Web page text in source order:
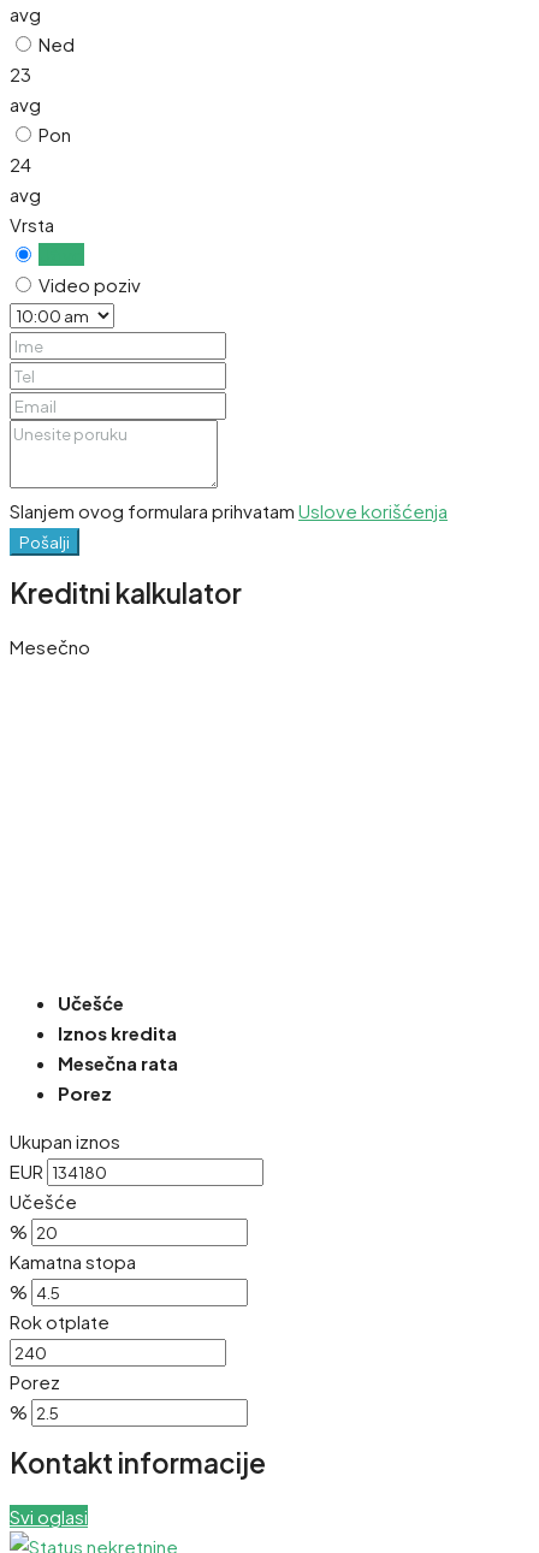
avg
Ned
23
avg
Pon
24
avg
Vrsta
Video poziv
Slanjem ovog formulara prihvatam Uslove korišćenja
Pošalji
Kreditni kalkulator
Mesečno
Učešće
Iznos kredita
Mesečna rata
Porez
Ukupan iznos
EUR
Učešće
%
Kamatna stopa
%
Rok otplate
Porez
%
Kontakt informacije
Svi oglasi